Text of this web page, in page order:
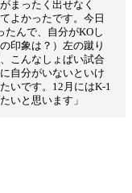
まったく出せなく
よかったです。今日
たんで、自分がKOし
印象は？）左の蹴り
こんなしょぱい試合
自分がいないといけ
いです。12月にはK-1
いと思います」